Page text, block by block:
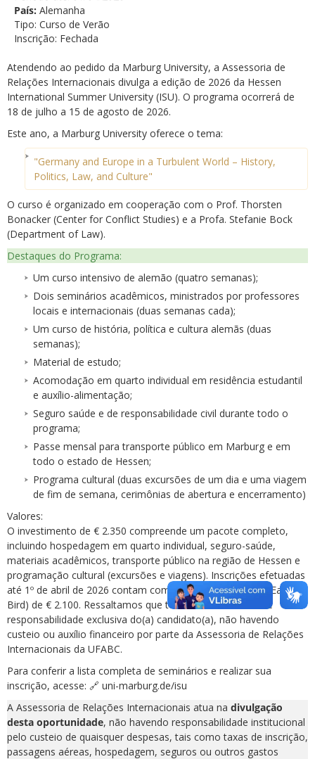
País: Alemanha
Tipo: Curso de Verão
Inscrição: Fechada
Atendendo ao pedido da Marburg University, a Assessoria de
Relações Internacionais divulga a edição de 2026 da Hessen
International Summer University (ISU). O programa ocorrerá de
18 de julho a 15 de agosto de 2026.
Este ano, a Marburg University oferece o tema:
"Germany and Europe in a Turbulent World – History,
Politics, Law, and Culture"
O curso é organizado em cooperação com o Prof. Thorsten
Bonacker (Center for Conflict Studies) e a Profa. Stefanie Bock
(Department of Law).
Destaques do Programa:
Um curso intensivo de alemão (quatro semanas);
Dois seminários acadêmicos, ministrados por professores
locais e internacionais (duas semanas cada);
Um curso de história, política e cultura alemãs (duas
semanas);
Material de estudo;
Acomodação em quarto individual em residência estudantil
e auxílio-alimentação;
Seguro saúde e de responsabilidade civil durante todo o
programa;
Passe mensal para transporte público em Marburg e em
todo o estado de Hessen;
Programa cultural (duas excursões de um dia e uma viagem
de fim de semana, cerimônias de abertura e encerramento)
Valores:
O investimento de € 2.350 compreende um pacote completo,
incluindo hospedagem em quarto individual, seguro-saúde,
materiais acadêmicos, transporte público na região de Hessen e
programação cultural (excursões e viagens). Inscrições efetuadas
até 1º de abril de 2026 contam com o valor promocional (Early
Bird) de € 2.100. Ressaltamos que todos os custos são de
responsabilidade exclusiva do(a) candidato(a), não havendo
custeio ou auxílio financeiro por parte da Assessoria de Relações
Internacionais da UFABC.
Para conferir a lista completa de seminários e realizar sua
inscrição, acesse: 🔗 uni-marburg.de/isu
A Assessoria de Relações Internacionais atua na divulgação
desta oportunidade, não havendo responsabilidade institucional
pelo custeio de quaisquer despesas, tais como taxas de inscrição,
passagens aéreas, hospedagem, seguros ou outros gastos